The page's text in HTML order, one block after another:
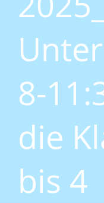
8-
die
bis 4